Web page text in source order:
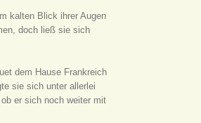
kalten Blick ihrer Augen
doch ließ sie sich
dem Hause Frankreich
sie sich unter allerlei
er sich noch weiter mit